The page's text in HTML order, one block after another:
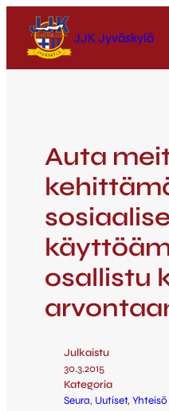
JJK Jyväskylä
Auta
osallistu
Julkaistu
30.3.2015
Kategoria
Seura, Uutiset, Yhteisö